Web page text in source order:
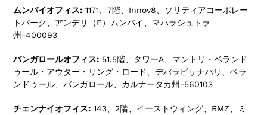
ムンバイオフィス: 1171、7階、Innov8、ソリティアコーポレー
トパーク、アンデリ（E）ムンバイ、マハラシュトラ
州-400093
バンガロールオフィス: 51,5階、タワーA、マントリ・ベランド
ゥール・アウター・リング・ロード、デバラビサナハリ、ベラ
ンドゥール、バンガロール、カルナータカ州-560103
チェンナイオフィス: 143、2階、イーストウィング、RMZ、ミ